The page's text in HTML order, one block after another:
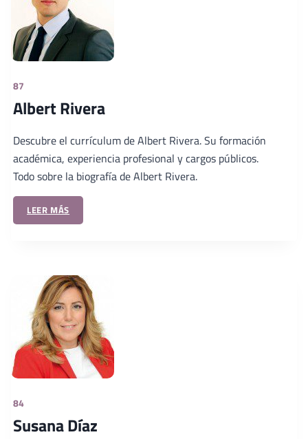
87
Albert Rivera
Descubre el currículum de Albert Rivera. Su formación
académica, experiencia profesional y cargos públicos.
Todo sobre la biografía de Albert Rivera.
LEER MÁS
84
Susana Díaz